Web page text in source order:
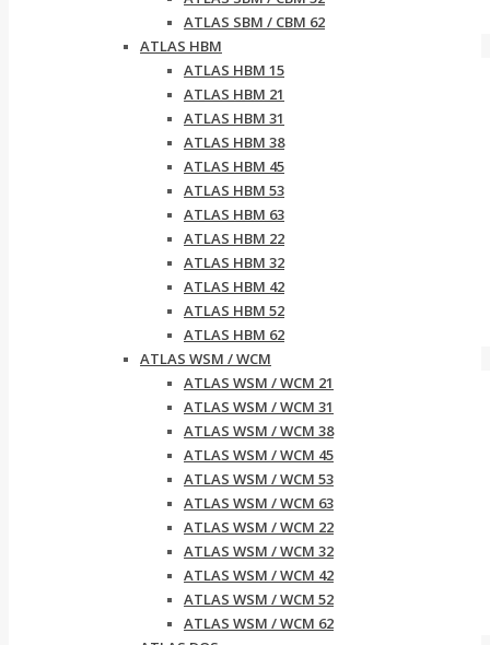
ATLAS SBM / CBM 62
ATLAS HBM
ATLAS HBM 15
ATLAS HBM 21
ATLAS HBM 31
ATLAS HBM 38
ATLAS HBM 45
ATLAS HBM 53
ATLAS HBM 63
ATLAS HBM 22
ATLAS HBM 32
ATLAS HBM 42
ATLAS HBM 52
ATLAS HBM 62
ATLAS WSM / WCM
ATLAS WSM / WCM 21
ATLAS WSM / WCM 31
ATLAS WSM / WCM 38
ATLAS WSM / WCM 45
ATLAS WSM / WCM 53
ATLAS WSM / WCM 63
ATLAS WSM / WCM 22
ATLAS WSM / WCM 32
ATLAS WSM / WCM 42
ATLAS WSM / WCM 52
ATLAS WSM / WCM 62